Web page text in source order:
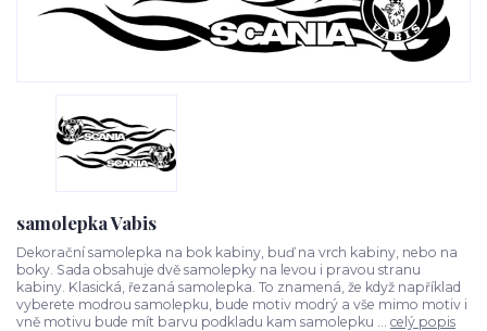
samolepka Vabis
Dekorační samolepka na bok kabiny, buď na vrch kabiny, nebo na
boky. Sada obsahuje dvě samolepky na levou i pravou stranu
kabiny. Klasická, řezaná samolepka. To znamená, že když například
vyberete modrou samolepku, bude motiv modrý a vše mimo motiv i
vně motivu bude mít barvu podkladu kam samolepku ... celý popis